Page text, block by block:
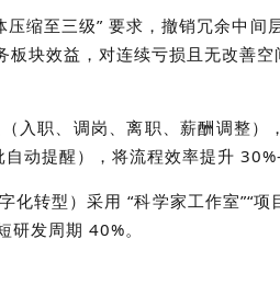
压缩至三级” 要求，撤销冗余中
块效益，对连续亏损且无改善
入职、调岗、离职、薪酬调整
动提醒），将流程效率提升
化转型）采用 “科学家工作室”“
研发周期 40%。